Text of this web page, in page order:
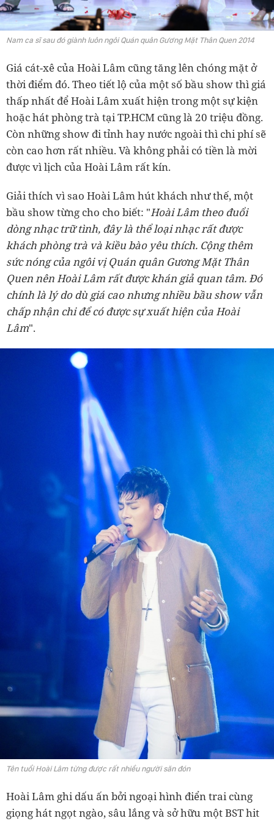
Nam ca sĩ sau đó giành luôn ngôi Quán quân Gương Mặt Thân Quen 2014
Giá cát-xê của Hoài Lâm cũng tăng lên chóng mặt ở
thời điểm đó. Theo tiết lộ của một số bầu show thì giá
thấp nhất để Hoài Lâm xuất hiện trong một sự kiện
hoặc hát phòng trà tại TP.HCM cũng là 20 triệu đồng.
Còn những show đi tỉnh hay nước ngoài thì chi phí sẽ
còn cao hơn rất nhiều. Và không phải có tiền là mời
được vì lịch của Hoài Lâm rất kín.
Giải thích vì sao Hoài Lâm hút khách như thế, một
bầu show từng cho cho biết: "Hoài Lâm theo đuổi
dòng nhạc trữ tình, đây là thể loại nhạc rất được
khách phòng trà và kiều bào yêu thích. Cộng thêm
sức nóng của ngôi vị Quán quân Gương Mặt Thân
Quen nên Hoài Lâm rất được khán giả quan tâm. Đó
chính là lý do dù giá cao nhưng nhiều bầu show vẫn
chấp nhận chi để có được sự xuất hiện của Hoài
Lâm".
Tên tuổi Hoài Lâm từng được rất nhiều người săn đón
Hoài Lâm ghi dấu ấn bởi ngoại hình điển trai cùng
giọng hát ngọt ngào, sâu lắng và sở hữu một BST hit